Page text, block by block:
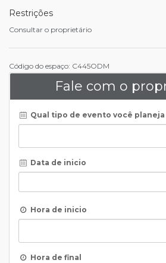
Restrições
Consultar o proprietário
Código do espaço: C445ODM
Fale com o
Qual tipo de evento você
Data de inicio
Hora de inicio
Hora de final